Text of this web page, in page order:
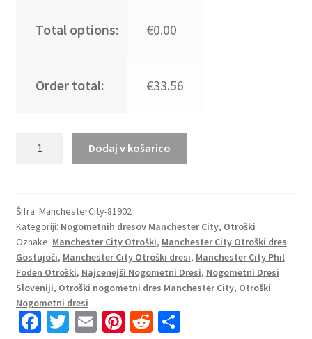
Total options: €0.00
Order total: €33.56
City
Gostujoči
22-
23
Kratek
Rokav
+
Kratke
Dodaj v košarico
Šifra: ManchesterCity-81902
Kategoriji: Nogometnih dresov Manchester City, Otroški
Oznake: Manchester City Otroški, Manchester City Otroški dres
Gostujoči, Manchester City Otroški dresi, Manchester City Phil
Foden Otroški, Najcenejši Nogometni Dresi, Nogometni Dresi
Sloveniji, Otroški nogometni dres Manchester City, Otroški
Nogometni dresi
Fa T E Pi R S